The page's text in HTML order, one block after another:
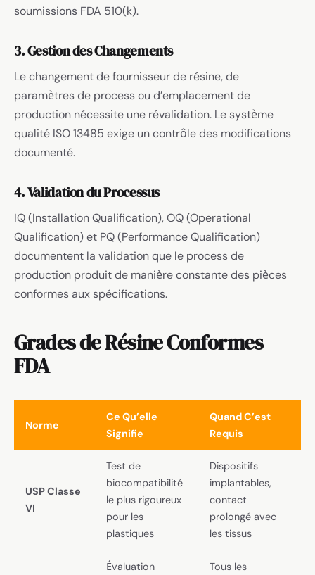
soumissions FDA 510(k).
3. Gestion des Changements
Le changement de fournisseur de résine, de
paramètres de process ou d’emplacement de
production nécessite une révalidation. Le système
qualité ISO 13485 exige un contrôle des modifications
documenté.
4. Validation du Processus
IQ (Installation Qualification), OQ (Operational
Qualification) et PQ (Performance Qualification)
documentent la validation que le process de
production produit de manière constante des pièces
conformes aux spécifications.
Grades de Résine Conformes
FDA
Norme
Ce Qu’elle
Signifie
Quand C’est
Requis
USP Classe
VI
Test de
biocompatibilité
le plus rigoureux
pour les
plastiques
Dispositifs
implantables,
contact
prolongé avec
les tissus
Évaluation Tous les